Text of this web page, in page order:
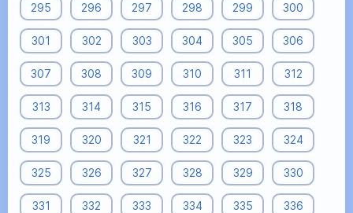
295 296 297 298 299 300
301 302 303 304 305 306
307 308 309 310 311 312
313 314 315 316 317 318
319 320 321 322 323 324
325 326 327 328 329 330
331 332 333 334 335 336